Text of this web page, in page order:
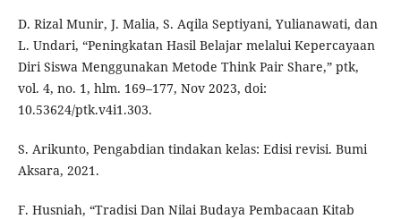
D. Rizal Munir, J. Malia, S. Aqila Septiyani, Yulianawati, dan
L. Undari, “Peningkatan Hasil Belajar melalui Kepercayaan
Diri Siswa Menggunakan Metode Think Pair Share,” ptk,
vol. 4, no. 1, hlm. 169–177, Nov 2023, doi:
10.53624/ptk.v4i1.303.
S. Arikunto, Pengabdian tindakan kelas: Edisi revisi. Bumi
Aksara, 2021.
F. Husniah, “Tradisi Dan Nilai Budaya Pembacaan Kitab